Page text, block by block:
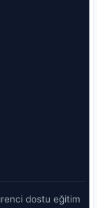
dostu eğitim